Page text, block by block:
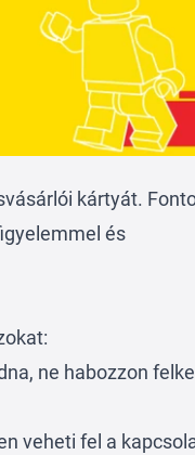
kártyát.
és
ne habozzon
veheti fel a